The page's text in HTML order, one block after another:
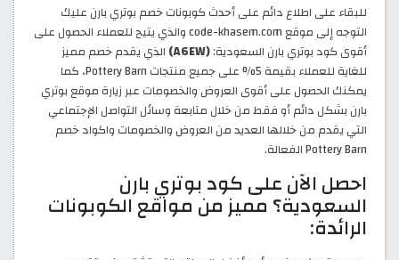
للبقاء على اطلاع دائم على أحدث كوبونات خصم بوتري بارن عليك
التوجه إلى موقع code-khasem.com والذي يتيح للعملاء الحصول على
أقوى كود بوتري بارن السعودية:(A6EW)
الذي يقدم خصم مميز
للغاية للعملاء بقيمة 5% على جميع منتجات Pottery Barn، كما
يمكنك الحصول على أقوى العروض والخصومات عبر زيارة موقع بوتري
بارن بشكل دائم أو فقط من خلال متابعة وسائل التواصل الإجتماعي
التي يقدم من خلالها العديد من العروض والخصومات واكواد خصم
Pottery Barn الفعالة.
احصل الآن على كود بوتري بارن
السعودية؟ مميز من مواقع الكوبونات
الرائدة: